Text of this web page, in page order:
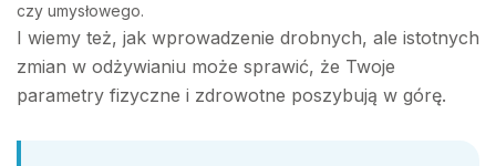
czy umysłowego.
I wiemy też, jak wprowadzenie drobnych, ale istotnych
zmian w odżywianiu może sprawić, że Twoje
parametry fizyczne i zdrowotne poszybują w górę.